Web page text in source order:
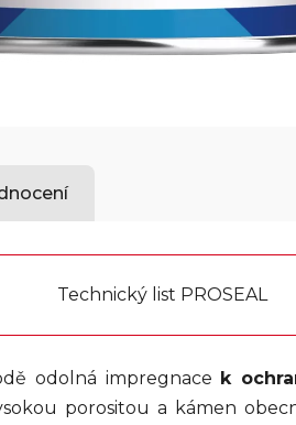
Technický list PROSEAL
odolná impregnace k
porositou a kámen